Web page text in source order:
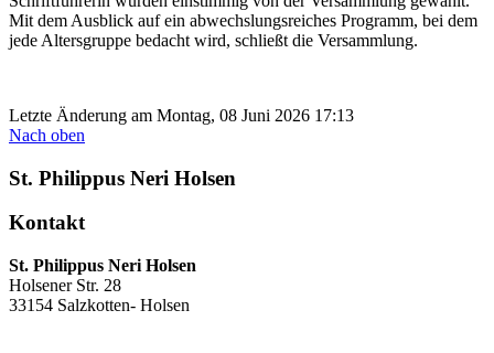
Mit dem Ausblick auf ein abwechslungsreiches Programm, bei dem
jede Altersgruppe bedacht wird, schließt die Versammlung.
Letzte Änderung am Montag, 08 Juni 2026 17:13
Nach oben
St. Philippus Neri Holsen
Kontakt
St. Philippus Neri Holsen
Holsener Str. 28
33154 Salzkotten- Holsen